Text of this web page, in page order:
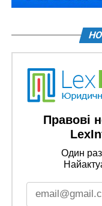
Правові
Один